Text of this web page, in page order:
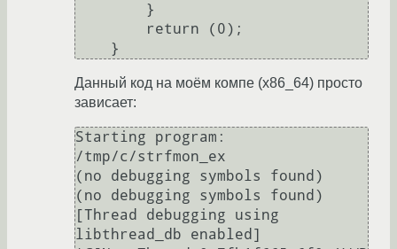
Данный код на моём компе (x86_64) просто
зависает:
Starting program:
/tmp/c/strfmon_ex
(no debugging symbols found)
(no debugging symbols found)
[Thread debugging using
libthread_db enabled]